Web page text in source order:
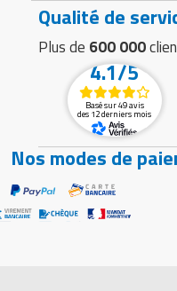
Qualité de
Plus de 600 000
4.1/5
Basé sur 49 avis
des 12 derniers mois
Nos modes de